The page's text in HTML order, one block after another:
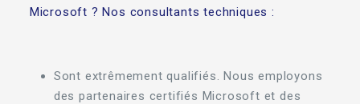
Microsoft ? Nos consultants techniques :
Sont extrêmement qualifiés. Nous employons
des partenaires certifiés Microsoft et des